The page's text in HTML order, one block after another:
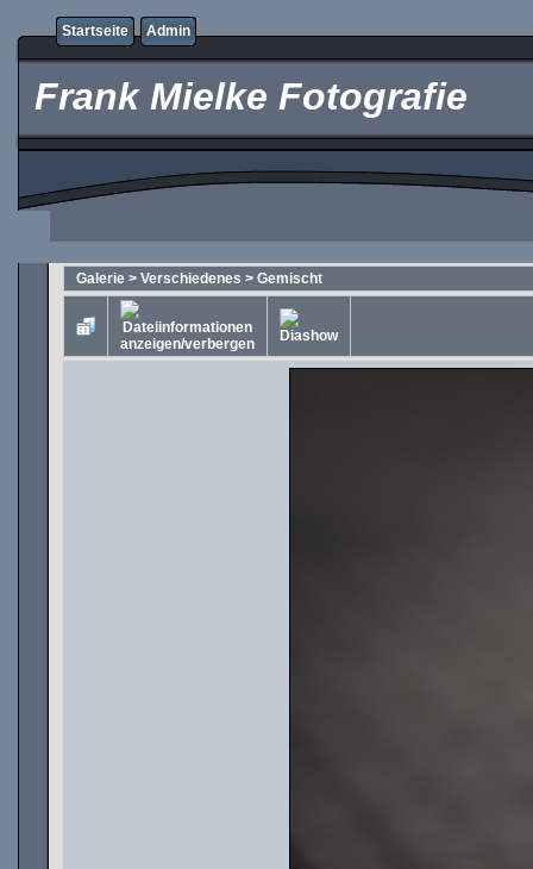
Startseite Admin
Frank Mielke Fotografie
Galerie > Verschiedenes > Gemischt